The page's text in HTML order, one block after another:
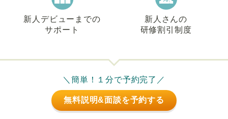
新人デビューまでの
サポート
新人さんの
研修割引制度
＼簡単！１分で予約完了／
無料説明&面談を予約する